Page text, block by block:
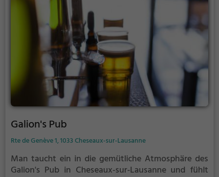
Galion's Pub
Rte de Genève 1, 1033 Cheseaux-sur-Lausanne
Man taucht ein in die gemütliche Atmosphäre des
Galion's Pub in Cheseaux-sur-Lausanne und fühlt